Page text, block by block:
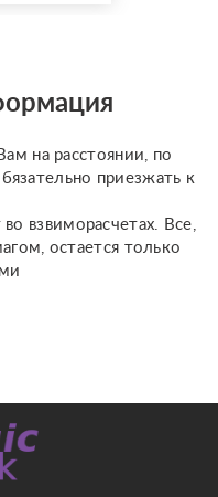
Таро
на расстоянии, по
приезжать к
взвиморасчетах. Все,
остается только